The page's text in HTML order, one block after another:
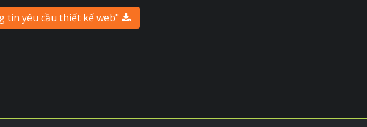
tin yêu cầu thiết kế web"